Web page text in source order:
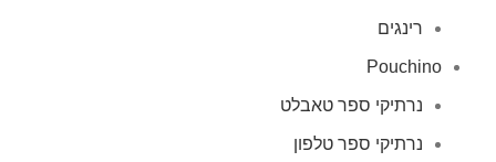
רינגים
Pouchino
נרתיקי ספר טאבלט
נרתיקי ספר טלפון